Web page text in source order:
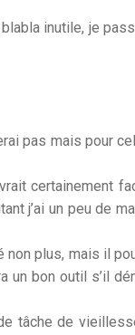
inutile, je
pas mais pour
certainement
j’ai un peu de
non plus, mais il
un bon outil s’il
tâche de